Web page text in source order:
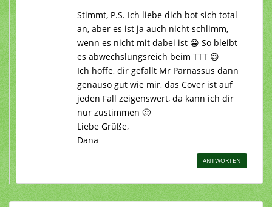
Stimmt, P.S. Ich liebe dich bot sich total
an, aber es ist ja auch nicht schlimm,
wenn es nicht mit dabei ist 😀 So bleibt
es abwechslungsreich beim TTT 😉
Ich hoffe, dir gefällt Mr Parnassus dann
genauso gut wie mir, das Cover ist auf
jeden Fall zeigenswert, da kann ich dir
nur zustimmen 🙂
Liebe Grüße,
Dana
ANTWORTEN